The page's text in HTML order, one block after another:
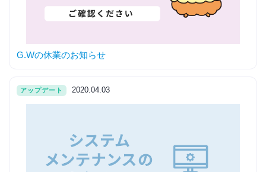
G.Wの休業のお知らせ
アップデート 2020.04.03